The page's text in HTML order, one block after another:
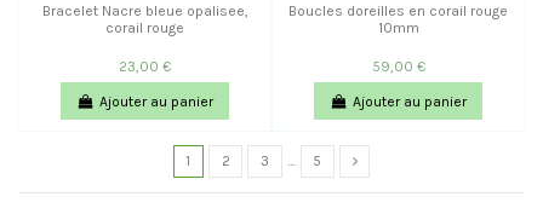
Bracelet Nacre bleue opalisee,
corail rouge
23,00 €
Ajouter au panier
Boucles doreilles en corail rouge
10mm
59,00 €
Ajouter au panier
1 2 3 … 5